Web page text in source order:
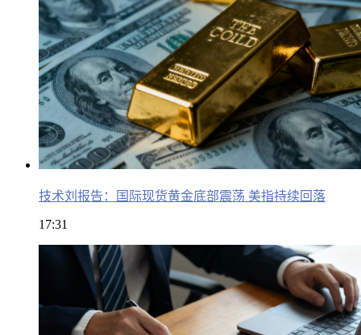
技术刘报告：国际现货黄金底部震荡 美指持续回落
17:31